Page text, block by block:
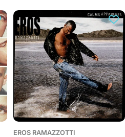
EROS RAMAZZOTTI